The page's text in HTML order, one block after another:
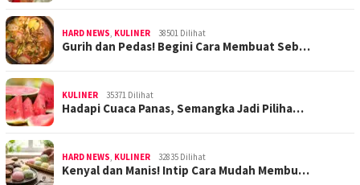
HARD NEWS, KULINER 38501 Dilihat
Gurih dan Pedas! Begini Cara Membuat Seb…
KULINER 35371 Dilihat
Hadapi Cuaca Panas, Semangka Jadi Piliha…
HARD NEWS, KULINER 32835 Dilihat
Kenyal dan Manis! Intip Cara Mudah Membu…